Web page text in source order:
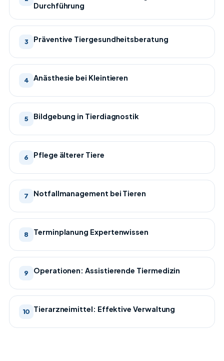
Durchführung
3 Präventive Tiergesundheitsberatung
4 Anästhesie bei Kleintieren
5 Bildgebung in Tierdiagnostik
6 Pflege älterer Tiere
7 Notfallmanagement bei Tieren
8 Terminplanung Expertenwissen
9 Operationen: Assistierende Tiermedizin
10 Tierarzneimittel: Effektive Verwaltung